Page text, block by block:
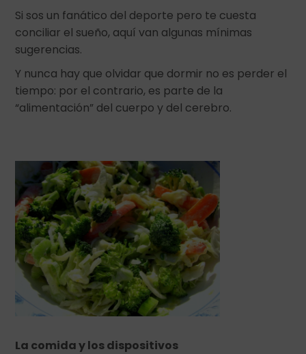
Si sos un fanático del deporte pero te cuesta
conciliar el sueño, aquí van algunas mínimas
sugerencias.
Y nunca hay que olvidar que dormir no es perder el
tiempo: por el contrario, es parte de la
“alimentación” del cuerpo y del cerebro.
La comida y los dispositivos